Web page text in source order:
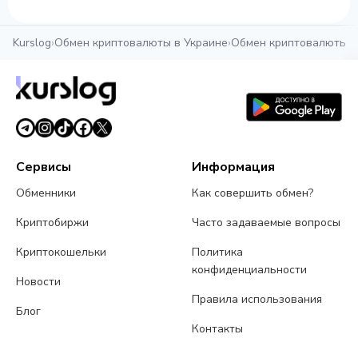
Kurslog›Обмен криптовалюты в Украине›Обмен криптовалюты
Сервисы
Обменники
Криптобиржи
Криптокошельки
Новости
Блог
Информация
Как совершить обмен?
Часто задаваемые вопросы
Политика
конфиденциальности
Правила использования
Контакты